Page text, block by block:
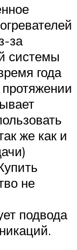
за
системы
года
же как и
не
подвода